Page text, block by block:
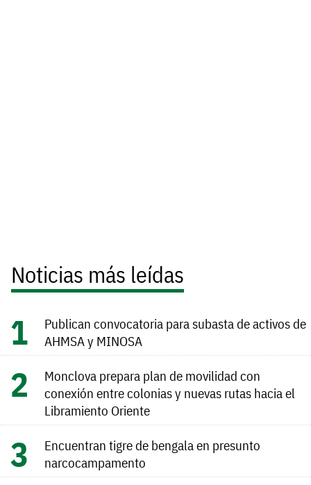
Noticias más leídas
Publican convocatoria para subasta de activos de
AHMSA y MINOSA
Monclova prepara plan de movilidad con
conexión entre colonias y nuevas rutas hacia el
Libramiento Oriente
Encuentran tigre de bengala en presunto
narcocampamento